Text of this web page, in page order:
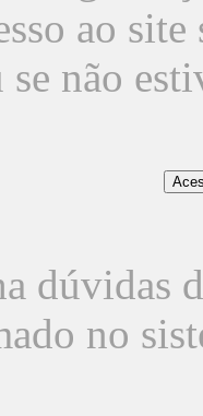
ao
se não
dúvidas
no